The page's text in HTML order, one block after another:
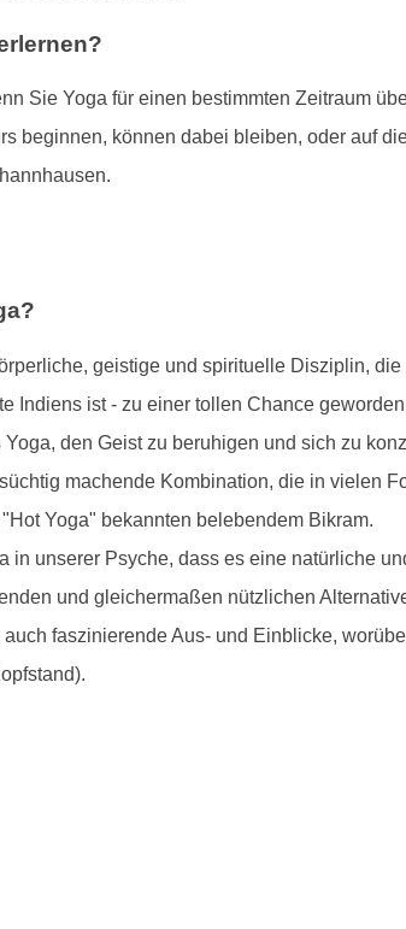
Sie Yoga für einen bestimmten Zeitraum
beginnen, können dabei bleiben, oder auf
geistige und spirituelle Disziplin,
Indiens ist - zu einer tollen Chance
den Geist zu beruhigen und sich zu
machende Kombination, die in vielen
Yoga" bekannten belebendem Bikram.
in unserer Psyche, dass es eine natürliche
und gleichermaßen nützlichen
faszinierende Aus- und Einblicke,